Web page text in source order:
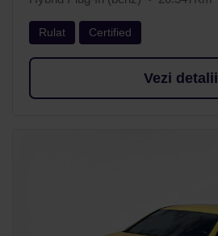
Rulat Certified
Vezi detalii